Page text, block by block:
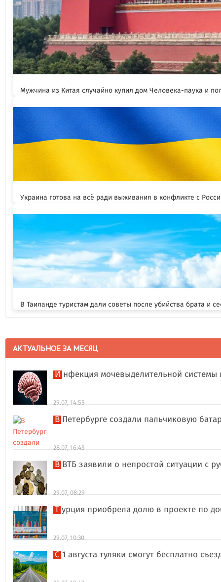
Мужчина из Китая случайно купил дом Человека-паука и
Украина готова на всё ради выживания в конфликте с
В Таиланде туристам дали советы после убийства брата и
АКТУАЛЬНОЕ ЗА МЕСЯЦ
Инфекция мочевыделительной
29.07, 14:55
В Петербурге создали пальчиковую
28.07, 16:43
В ВТБ заявили о непростой ситуации с
29.07, 08:29
Турция приобрела долю в проекте по
29.07, 10:30
С 1 августа туляки смогут бесплатно